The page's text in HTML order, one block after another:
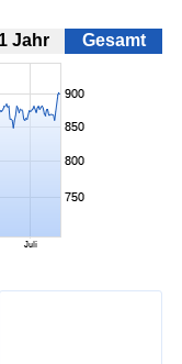
1 Jahr Gesamt